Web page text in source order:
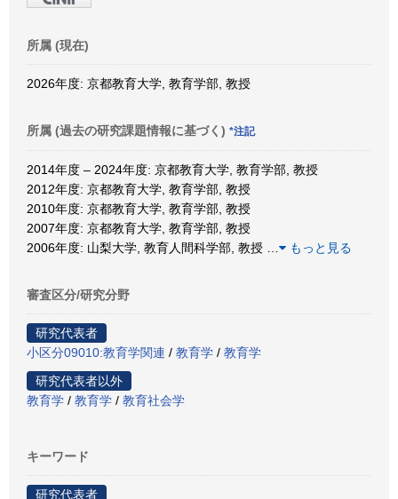
所属 (現在)
2026年度: 京都教育大学, 教育学部, 教授
所属 (過去の研究課題情報に基づく) *注記
2014年度 – 2024年度: 京都教育大学, 教育学部, 教授
2012年度: 京都教育大学, 教育学部, 教授
2010年度: 京都教育大学, 教育学部, 教授
2007年度: 京都教育大学, 教育学部, 教授
2006年度: 山梨大学, 教育人間科学部, 教授
もっと見る
審査区分/研究分野
研究代表者
小区分09010:教育学関連 / 教育学 / 教育学
研究代表者以外
教育学 / 教育学 / 教育社会学
キーワード
研究代表者